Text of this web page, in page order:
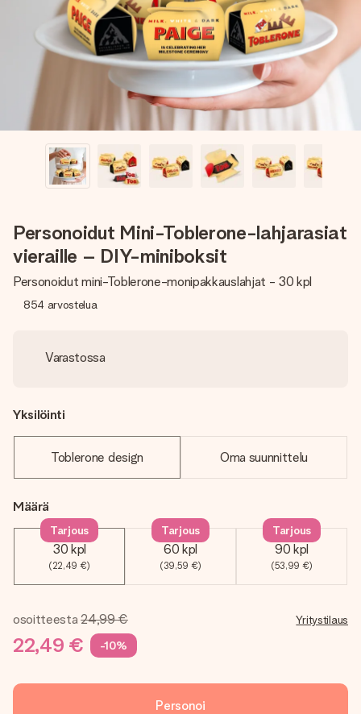
nopeammin kuin ehdit sanoa “yllätys!”
Personoidut Mini-Toblerone-lahjarasiat
vieraille – DIY-miniboksit
Personoidut mini-Toblerone-monipakkauslahjat - 30 kpl
854 arvostelua
Varastossa
Yksilöinti
Toblerone design Oma suunnittelu
Määrä
30 kpl
(22,49 €)
Tarjous
60 kpl
(39,59 €)
Tarjous
90 kpl
(53,99 €)
Tarjous
osoitteesta 24,99 €
22,49 € -10%
Yritystilaus
Personoi